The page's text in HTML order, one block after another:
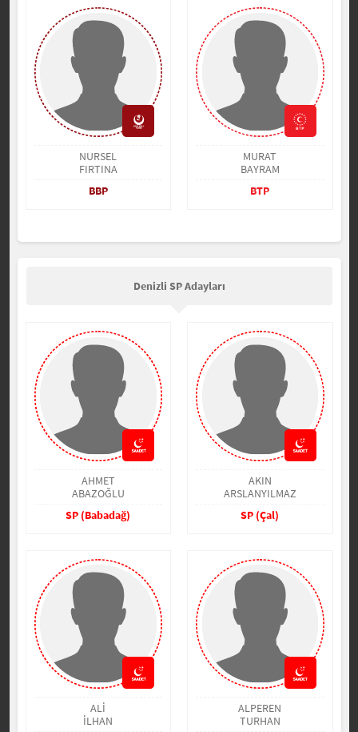
NURSEL
FIRTINA
BBP
MURAT
BAYRAM
BTP
Denizli SP Adayları
AHMET
ABAZOĞLU
SP (Babadağ)
AKIN
ARSLANYILMAZ
SP (Çal)
ALİ
İLHAN
ALPEREN
TURHAN